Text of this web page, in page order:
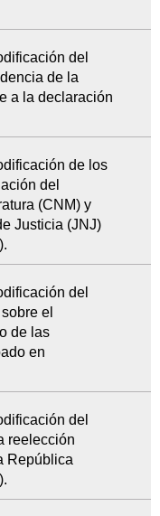
del
de la
a la declaración
de los
del
(CNM) y
Justicia (JNJ)
del
el
de las
en
del
reelección
República